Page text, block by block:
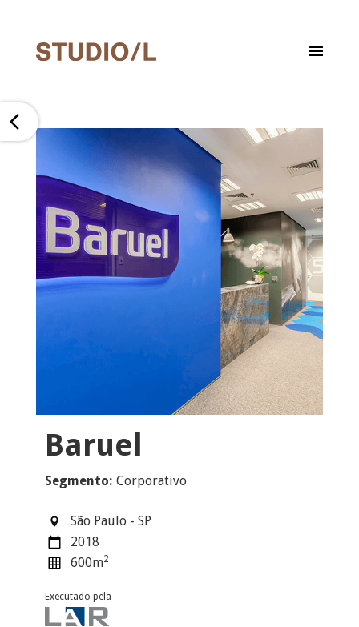
Baruel
Segmento: Corporativo
São Paulo - SP
2018
600m2
Executado pela